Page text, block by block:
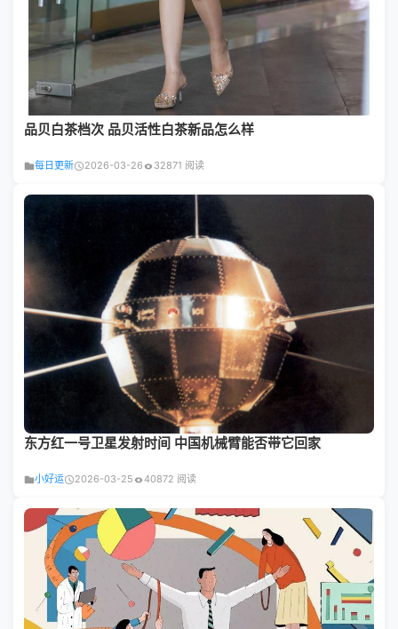
品贝白茶档次 品贝活性白茶新品怎么样
每日更新 2026-03-26 32871 阅读
东方红一号卫星发射时间 中国机械臂能否带它回家
小好运 2026-03-25 40872 阅读